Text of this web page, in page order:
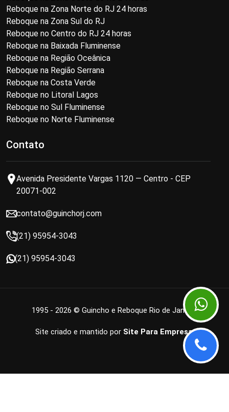
Reboque na Zona Norte do RJ 24 horas
Reboque na Zona Sul do RJ
Reboque no Centro do RJ 24 horas
Reboque na Baixada Fluminense
Reboque na Região Oceânica
Reboque na Região Serrana
Reboque na Costa Verde
Reboque no Litoral Lagos
Reboque no Sul Fluminense
Reboque no Norte Fluminense
Contato
Avenida Presidente Vargas 1120 — Centro - CEP
20071-002
contato@guinchorj.com
(21) 95954-3043
(21) 95954-3043
1995 - 2026 © Guincho e Reboque Rio de Janeiro
Site criado e mantido por Site Para Empresa.